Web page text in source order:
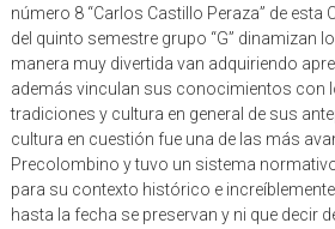
número 8 “Carlos Castillo Peraza” de esta
del quinto semestre grupo “G” dinamizan
manera muy divertida van adquiriendo
además vinculan sus conocimientos con
tradiciones y cultura en general de sus
cultura en cuestión fue una de las más
Precolombino y tuvo un sistema
para su contexto histórico e
hasta la fecha se preservan y ni que decir